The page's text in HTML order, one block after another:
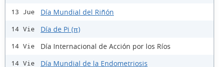
13 Jue Día Mundial del Riñón
14 Vie Día de Pi (π)
14 Vie Día Internacional de Acción por los Ríos
14 Vie Día Mundial de la Endometriosis